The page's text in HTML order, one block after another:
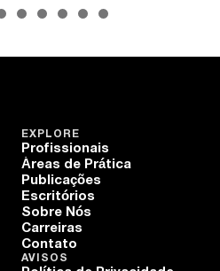
EXPLORE
Profissionais
Áreas de Prática
Publicações
Escritórios
Sobre Nós
Carreiras
Contato
AVISOS